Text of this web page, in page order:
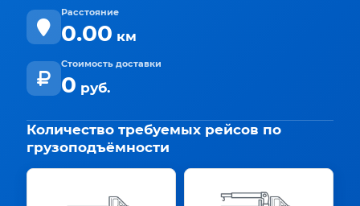
Расстояние
0.00 км
Стоимость доставки
0 руб.
Количество требуемых рейсов по
грузоподъёмности